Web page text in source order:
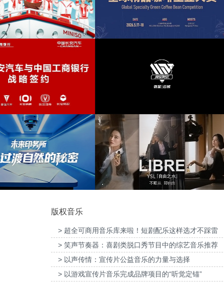
Folk music (5)
lively (5)
reunion
travel (5)
(5)
跨年 (5)
asia (4)
calm (4)
gongs drums
Graceful (4)
heartwarming (4)
interesting (4)
华为智慧屏Mate TV鸿蒙智家发布会提供音
乐版权
为东风奕派M8上市发布会项目提供
2026“中国之选”全球精品咖啡生豆大赛提供
音乐版权
为岚图泰山X8上市发布会互动项
微至航空科技公司产品宣传项目提供音乐版
权
为Discovery expedition北京店铺
乐版权
欧莱雅-YSL LIBRE「自由之水」妇女节宣
传项目提供音乐版权
为张家口京西智行科技BWI媒体
项目提供音乐版权
版权音乐
> 超全可商用音乐库来啦！短剧配乐这样选才不踩雷
> 笑声节奏器：喜剧类脱口秀节目中的综艺音乐推荐
> 以声传情：宣传片公益音乐的力量与选择
> 以游戏宣传片音乐完成品牌项目的“听觉定锚”